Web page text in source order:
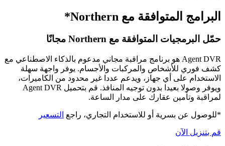
البرامج المتوافقة مع Northern*
حمّل البرمجيات المتوافقة مع Northern مجانًا
Agent DVR هو برنامج مراقبة مجاني مدعوم بالذكاء الاصطناعي مع
كشف فوري للأشخاص والمركبات والأجسام. يوفر واجهة سهلة
الاستخدام على أي جهاز، ويدعم عددا غير محدود من الكاميرات،
ويوفر وصولا بعيدا بدون توجيه المنافذ. قم بتحميل Agent DVR
لمراقبة وتأمين عقارك على مدار الساعة.
*للوصول عن بسرية أو للاستخدام التجاري، راجع التسعير
قم بتنزيل الآن